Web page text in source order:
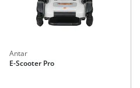
Antar
E-Scooter Pro